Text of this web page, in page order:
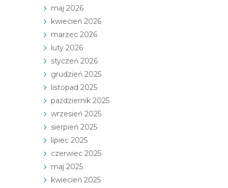
maj 2026
kwiecień 2026
marzec 2026
luty 2026
styczeń 2026
grudzień 2025
listopad 2025
październik 2025
wrzesień 2025
sierpień 2025
lipiec 2025
czerwiec 2025
maj 2025
kwiecień 2025